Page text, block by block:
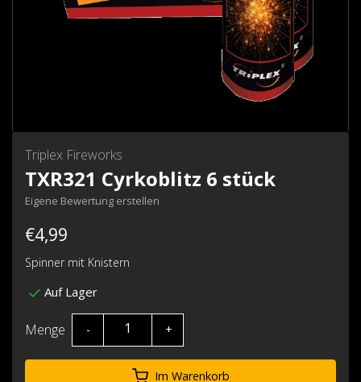
Triplex Fireworks
TXR321 Cyrkoblitz 6 stück
Eigene Bewertung erstellen
€4,99
Spinner mit Knistern
Auf Lager
Menge - +
Im Warenkorb